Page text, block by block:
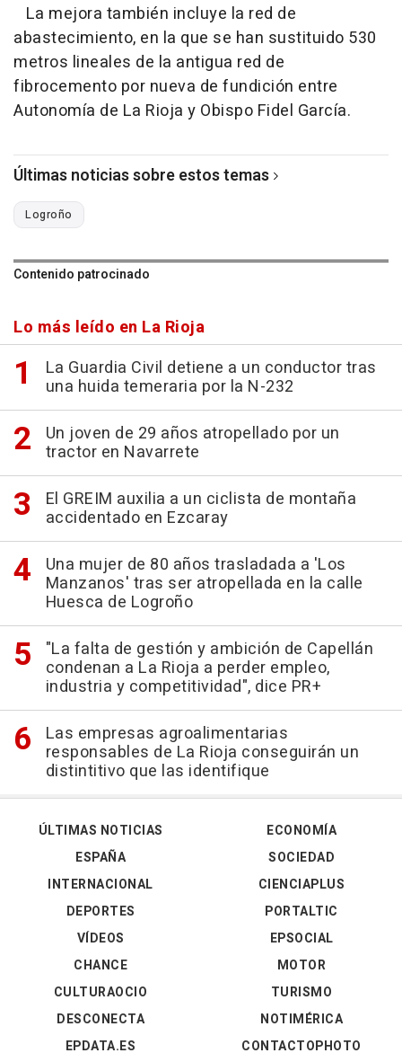
La mejora también incluye la red de
abastecimiento, en la que se han sustituido 530
metros lineales de la antigua red de
fibrocemento por nueva de fundición entre
Autonomía de La Rioja y Obispo Fidel García.
Últimas noticias sobre estos temas
Logroño
Contenido patrocinado
Lo más leído en La Rioja
La Guardia Civil detiene a un conductor tras
una huida temeraria por la N-232
Un joven de 29 años atropellado por un
tractor en Navarrete
El GREIM auxilia a un ciclista de montaña
accidentado en Ezcaray
Una mujer de 80 años trasladada a 'Los
Manzanos' tras ser atropellada en la calle
Huesca de Logroño
"La falta de gestión y ambición de Capellán
condenan a La Rioja a perder empleo,
industria y competitividad", dice PR+
Las empresas agroalimentarias
responsables de La Rioja conseguirán un
distintitivo que las identifique
ÚLTIMAS NOTICIAS
ESPAÑA
INTERNACIONAL
DEPORTES
VÍDEOS
ECONOMÍA
SOCIEDAD
CIENCIAPLUS
PORTALTIC
EPSOCIAL
CHANCE
CULTURAOCIO
DESCONECTA
EPDATA.ES
MOTOR
TURISMO
NOTIMÉRICA
CONTACTOPHOTO